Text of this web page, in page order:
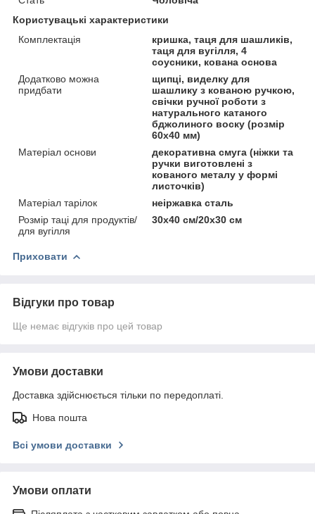
Користувацькі характеристики
Комплектація
кришка, таця для шашликів,
таця для вугілля, 4
соусники, кована основа
Додатково можна
придбати
щипці, виделку для
шашлику з кованою ручкою,
свічки ручної роботи з
натурального катаного
бджолиного воску (розмір
60х40 мм)
Матеріал основи
декоративна смуга (ніжки та
ручки виготовлені з
кованого металу у формі
листочків)
Матеріал тарілок
неіржавка сталь
Розмір таці для продуктів/
для вугілля
30х40 см/20х30 см
Приховати
Відгуки про товар
Ще немає відгуків про цей товар
Умови доставки
Доставка здійснюється тільки по передоплаті.
Нова пошта
Всі умови доставки
Умови оплати